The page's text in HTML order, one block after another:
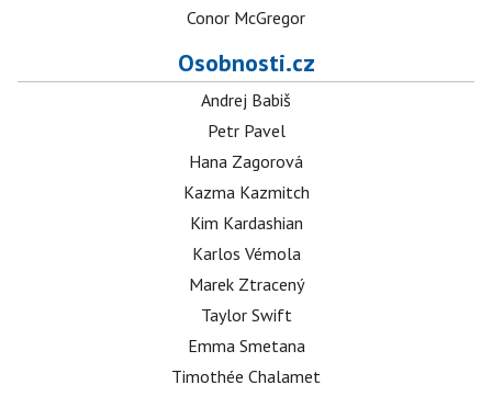
Conor McGregor
Osobnosti.cz
Andrej Babiš
Petr Pavel
Hana Zagorová
Kazma Kazmitch
Kim Kardashian
Karlos Vémola
Marek Ztracený
Taylor Swift
Emma Smetana
Timothée Chalamet